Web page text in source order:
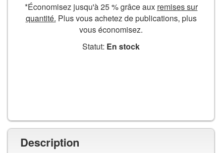
au
*Économisez jusqu'à 25 % grâce aux remises sur
quantité. Plus vous achetez de publications, plus
vous économisez.
Statut: En stock
Description